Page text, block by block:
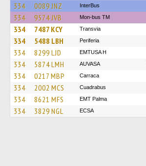
334 0089 JNZ InterBus
334 9574 JVB Mon-bus TM
334 7487 KCY Transvia
334 5488 LBH Periferia
334 8299 LJD EMTUSA H
334 5874 LMH AUVASA
334 0217 MBP Carraca
334 2002 MCS Cuadrabus
334 8621 MFS EMT Palma
334 3829 NGL ECSA